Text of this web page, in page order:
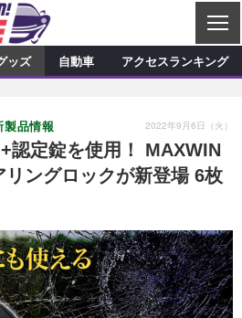
C
L
S
ショップ訪問記
デモカー製作記
カスタマイズ新製品情報
カーグッズ新製品情報
ッズ 自動車 アクセスランキング
認定錠を使用！ MAXWIN
ングロックが新登場 6枚
製品情報 2022年9月6日（火）